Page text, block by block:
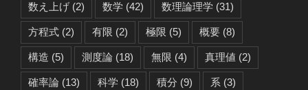
数え上げ (2) 数学 (42) 数理論理学 (31)
方程式 (2) 有限 (2) 極限 (5) 概要 (8)
構造 (5) 測度論 (18) 無限 (4) 真理値 (2)
確率論 (13) 科学 (18) 積分 (9) 系 (3)